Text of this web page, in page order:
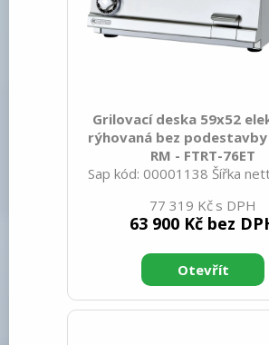
Grilovací deska 59x52
rýhovaná bez podestavby
RM - FTRT-76ET
Sap kód: 00001138 Šířka
netto [mm]: 280 Hmotnost
60.00 Šířka brutto [mm]: 630
540 Hmotnost brutto [kg]:
spotřebiče: Elektrické
Konstruční typ zařízení:
77 319 Kč
63 900 Kč bez